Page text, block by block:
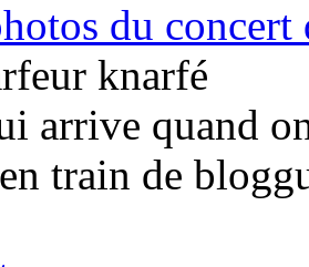
du
knarfé
arrive quand
train de